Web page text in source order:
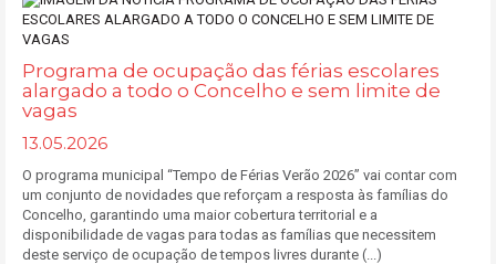
Programa de ocupação das férias escolares
alargado a todo o Concelho e sem limite de
vagas
13.05.2026
O programa municipal “Tempo de Férias Verão 2026” vai contar com
um conjunto de novidades que reforçam a resposta às famílias do
Concelho, garantindo uma maior cobertura territorial e a
disponibilidade de vagas para todas as famílias que necessitem
deste serviço de ocupação de tempos livres durante (...)